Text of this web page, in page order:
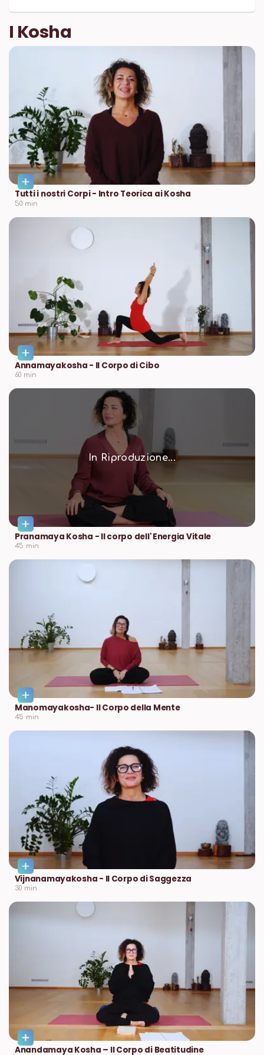
I Kosha
Tutti i nostri Corpi - Intro Teorica ai Kosha
50 min
Annamayakosha - Il Corpo di Cibo
60 min
In Riproduzione...
Pranamaya Kosha - Il corpo dell' Energia Vitale
45 min
Manomayakosha- Il Corpo della Mente
45 min
⁠Vijnanamayakosha - Il Corpo di Saggezza
30 min
Anandamaya Kosha – Il Corpo di Beatitudine